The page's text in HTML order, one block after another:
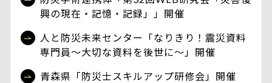
興の現在・記憶・記録」」開催
人と防災未来センター「なりきり！震災資料
専門員～大切な資料を後世に～」開催
青森県「防災士スキルアップ研修会」開催